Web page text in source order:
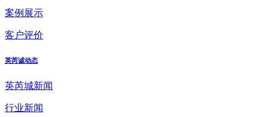
案例展示
客户评价
英芮诚动态
英芮城新闻
行业新闻